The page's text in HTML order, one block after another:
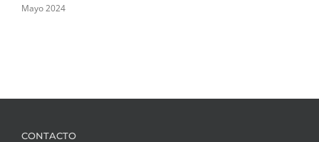
Mayo 2024
CONTACTO